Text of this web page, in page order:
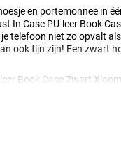
en portemonnee in
In Case PU-leer Book
telefoon niet zo opvalt
ook fijn zijn! Een zwart
Book Case Zwart
je graag een film